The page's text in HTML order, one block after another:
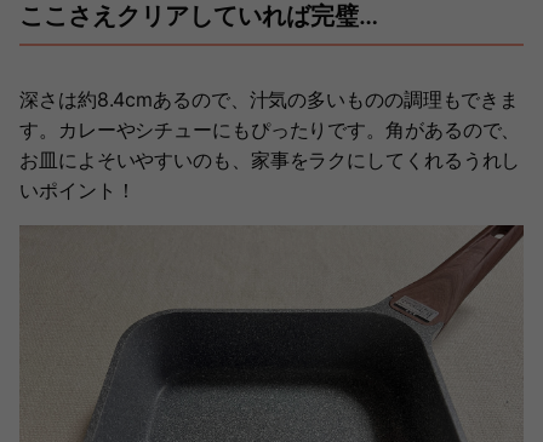
ここさえクリアしていれば完璧…
深さは約8.4cmあるので、汁気の多いものの調理もできま
す。カレーやシチューにもぴったりです。角があるので、
お皿によそいやすいのも、家事をラクにしてくれるうれし
いポイント！